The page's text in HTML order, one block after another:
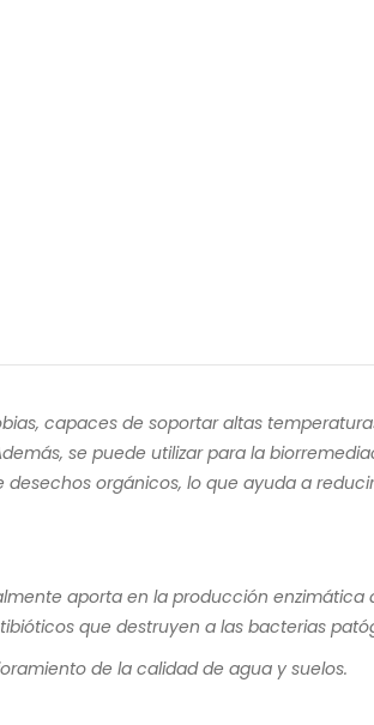
capaces de soportar altas
se puede utilizar para la
orgánicos, lo que ayuda a
aporta en la producción enzimática
que destruyen a las bacterias
de la calidad de agua y suelos.